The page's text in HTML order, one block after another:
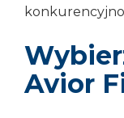
Avior